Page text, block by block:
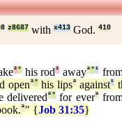
z8687 with x413 God. 410
²° his rod² awayª°¹
openª°his lipsª against¹
deliveredª°for everª
ª" {Job 31:35}